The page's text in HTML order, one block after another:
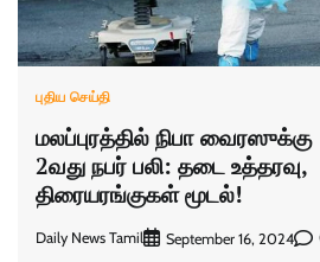
புதிய செய்தி
மலப்புரத்தில் நிபா வைரஸுக்கு
2வது நபர் பலி: தடை உத்தரவு,
திரையரங்குகள் மூடல்!
Daily News Tamil September 16, 2024